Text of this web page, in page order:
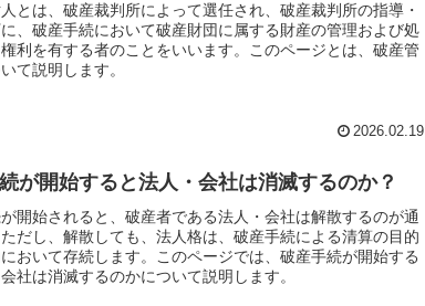
とは、破産裁判所によって選任され、破産裁判所の指導・
、破産手続において破産財団に属する財産の管理および処
利を有する者のことをいいます。このページとは、破産管
て説明します。
2026.02.19
が開始すると法人・会社は消滅するのか？
開始されると、破産者である法人・会社は解散するのが通
だし、解散しても、法人格は、破産手続による清算の目的
おいて存続します。このページでは、破産手続が開始する
社は消滅するのかについて説明します。